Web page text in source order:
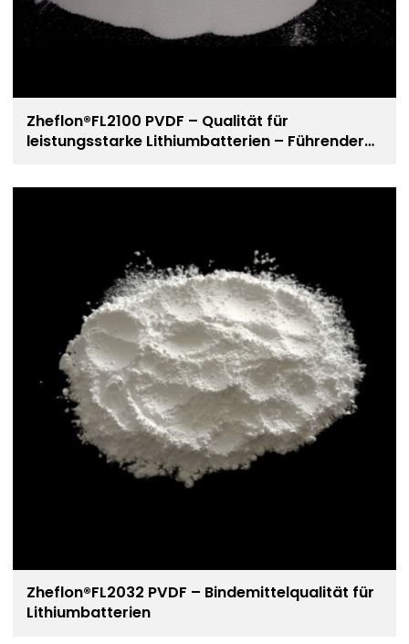
Zheflon®FL2100 PVDF – Qualität für
leistungsstarke Lithiumbatterien – Führender
Zheflon®FL2032 PVDF – Bindemittelqualität für
Lithiumbatterien